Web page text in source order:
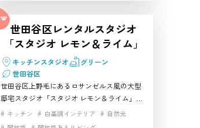
室やネット回線も完備。静かな環境でガーデ
ン撮影やライフスタイルカットに最適な空間
です。自然光を生かした撮影を求める方にお
すすめの世田谷 レンタルスタジオ。公園・屋
外のハウススタジオ・レンタルスタジオです
世田谷区レンタルスタジオ
「スタジオ レモン＆ライム」
キッチンスタジオ
グリーン
世田谷区
世田谷区上野毛にあるロサンゼルス風の大型
邸宅スタジオ「スタジオ レモン＆ライム」
は、自然光あふれるリビングやウッドデッキ
キッチン 白基調インテリア
自然光